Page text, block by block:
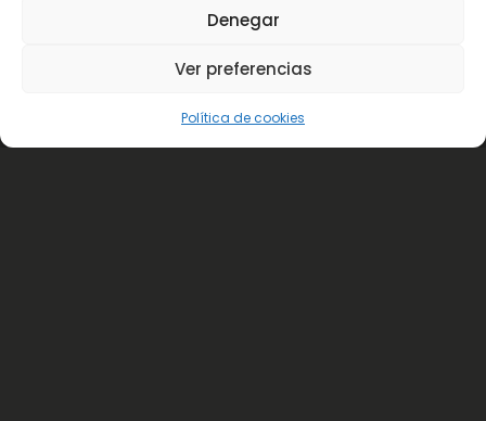
Denegar
Ver preferencias
Política de cookies